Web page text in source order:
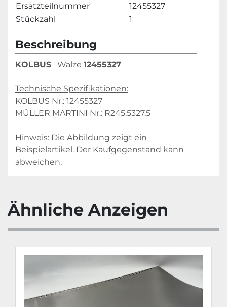
Ersatzteilnummer
12455327
Stückzahl
1
Beschreibung
KOLBUS Walze 12455327
Technische Spezifikationen:
KOLBUS Nr.: 12455327
MÜLLER MARTINI Nr.: R245.5327.5
Hinweis: Die Abbildung zeigt ein
Beispielartikel. Der Kaufgegenstand kann
abweichen.
Ähnliche Anzeigen